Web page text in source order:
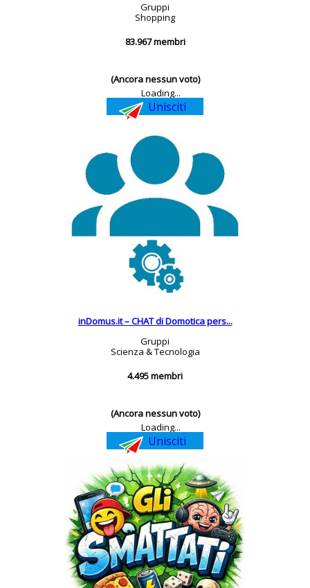
Gruppi
Shopping
83.967 membri
(Ancora nessun voto)
Loading...
Unisciti
inDomus.it – CHAT di Domotica pers...
Gruppi
Scienza & Tecnologia
4.495 membri
(Ancora nessun voto)
Loading...
Unisciti